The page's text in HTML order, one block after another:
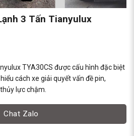
3 Tấn Tianyulux
TYA30CS được cấu hình đặc biệt
cách xe giải quyết vấn đề pin,
lực chậm.
Chat Zalo